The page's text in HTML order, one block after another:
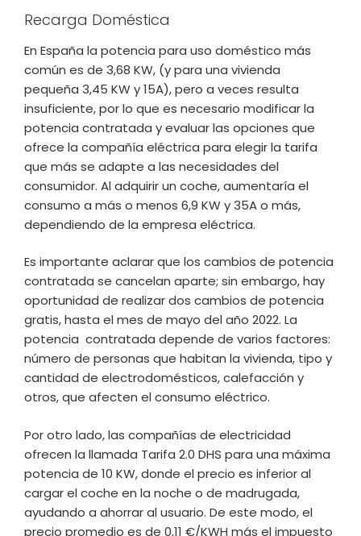
Recarga Doméstica
En España la potencia para uso doméstico más
común es de 3,68 KW, (y para una vivienda
pequeña 3,45 KW y 15A), pero a veces resulta
insuficiente, por lo que es necesario modificar la
potencia contratada y evaluar las opciones que
ofrece la compañía eléctrica para elegir la tarifa
que más se adapte a las necesidades del
consumidor. Al adquirir un coche, aumentaría el
consumo a más o menos 6,9 KW y 35A o más,
dependiendo de la empresa eléctrica.
Es importante aclarar que los cambios de potencia
contratada se cancelan aparte; sin embargo, hay
oportunidad de realizar dos cambios de potencia
gratis, hasta el mes de mayo del año 2022. La
potencia contratada depende de varios factores:
número de personas que habitan la vivienda, tipo y
cantidad de electrodomésticos, calefacción y
otros, que afecten el consumo eléctrico.
Por otro lado, las compañías de electricidad
ofrecen la llamada Tarifa 2.0 DHS para una máxima
potencia de 10 KW, donde el precio es inferior al
cargar el coche en la noche o de madrugada,
ayudando a ahorrar al usuario. De este modo, el
precio promedio es de 0,11 €/KWH más el impuesto